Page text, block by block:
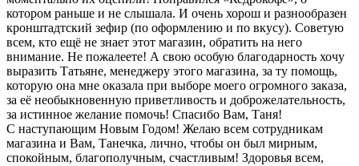
котором раньше и не слышала. И очень хорош и разнообразен
кронштадтский зефир (по оформлению и по вкусу). Советую
всем, кто ещё не знает этот магазин, обратить на него
внимание. Не пожалеете! А свою особую благодарность хочу
выразить Татьяне, менеджеру этого магазина, за ту помощь,
которую она мне оказала при выборе моего огромного заказа,
за её необыкновенную приветливость и доброжелательность,
за истинное желание помочь! Спасибо Вам, Таня!
С наступающим Новым Годом! Желаю всем сотрудникам
магазина и Вам, Танечка, лично, чтобы он был мирным,
спокойным, благополучным, счастливым! Здоровья всем,